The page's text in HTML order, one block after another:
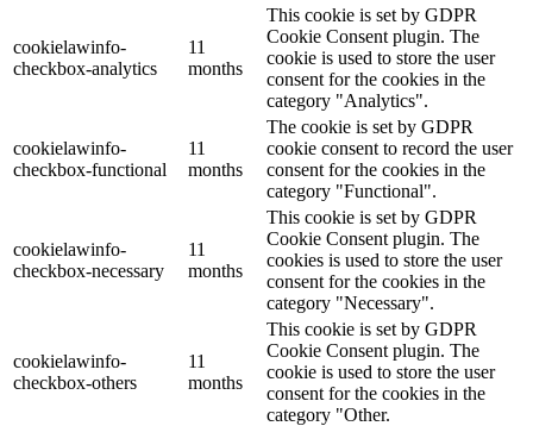
cookielawinfo-
checkbox-analytics
11
months
This cookie is set by GDPR
Cookie Consent plugin. The
cookie is used to store the user
consent for the cookies in the
category "Analytics".
cookielawinfo-
checkbox-functional
11
months
The cookie is set by GDPR
cookie consent to record the user
consent for the cookies in the
category "Functional".
cookielawinfo-
checkbox-necessary
11
months
This cookie is set by GDPR
Cookie Consent plugin. The
cookies is used to store the user
consent for the cookies in the
category "Necessary".
cookielawinfo-
checkbox-others
11
months
This cookie is set by GDPR
Cookie Consent plugin. The
cookie is used to store the user
consent for the cookies in the
category "Other.